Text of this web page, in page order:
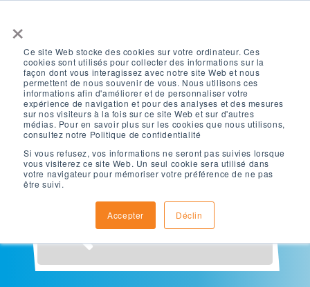
×
Ce site Web stocke des cookies sur votre ordinateur. Ces
cookies sont utilisés pour collecter des informations sur la
façon dont vous interagissez avec notre site Web et nous
permettent de nous souvenir de vous. Nous utilisons ces
informations afin d'améliorer et de personnaliser votre
expérience de navigation et pour des analyses et des mesures
sur nos visiteurs à la fois sur ce site Web et sur d'autres
médias. Pour en savoir plus sur les cookies que nous utilisons,
consultez notre Politique de confidentialité
Si vous refusez, vos informations ne seront pas suivies lorsque
vous visiterez ce site Web. Un seul cookie sera utilisé dans
votre navigateur pour mémoriser votre préférence de ne pas
être suivi.
Accepter Déclin
What are you
looking for?